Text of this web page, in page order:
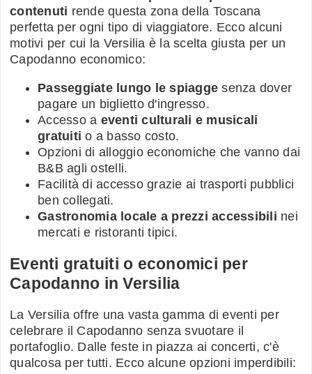
contenuti rende questa zona della Toscana
perfetta per ogni tipo di viaggiatore. Ecco alcuni
motivi per cui la Versilia è la scelta giusta per un
Capodanno economico:
Passeggiate lungo le spiagge senza dover
pagare un biglietto d'ingresso.
Accesso a eventi culturali e musicali
gratuiti o a basso costo.
Opzioni di alloggio economiche che vanno dai
B&B agli ostelli.
Facilità di accesso grazie ai trasporti pubblici
ben collegati.
Gastronomia locale a prezzi accessibili nei
mercati e ristoranti tipici.
Eventi gratuiti o economici per
Capodanno in Versilia
La Versilia offre una vasta gamma di eventi per
celebrare il Capodanno senza svuotare il
portafoglio. Dalle feste in piazza ai concerti, c'è
qualcosa per tutti. Ecco alcune opzioni imperdibili: